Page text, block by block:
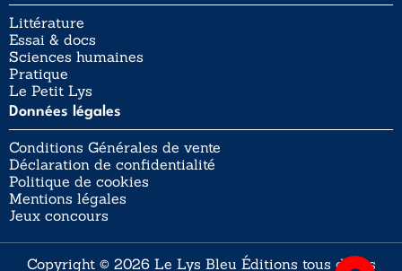
Littérature
Essai & docs
Sciences humaines
Pratique
Le Petit Lys
Données légales
Conditions Générales de vente
Déclaration de confidentialité
Politique de cookies
Mentions légales
Jeux concours
Copyright © 2026 Le Lys Bleu Éditions tous droits